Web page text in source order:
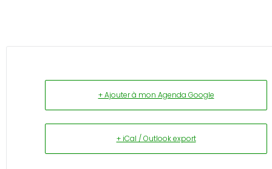
+ Ajouter à mon Agenda Google
+ iCal / Outlook export